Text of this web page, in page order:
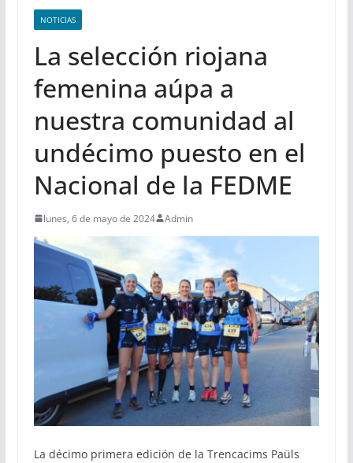
NOTICIAS
La selección riojana
femenina aúpa a
nuestra comunidad al
undécimo puesto en el
Nacional de la FEDME
lunes, 6 de mayo de 2024 Admin
La décimo primera edición de la Trencacims Paüls